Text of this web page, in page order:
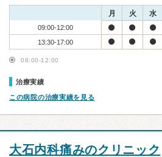
月 火 水
09:00-12:00
13:30-17:00
08:00-12:00
治療実績
この病院の治療実績を見る
大石内科痛みのクリニック